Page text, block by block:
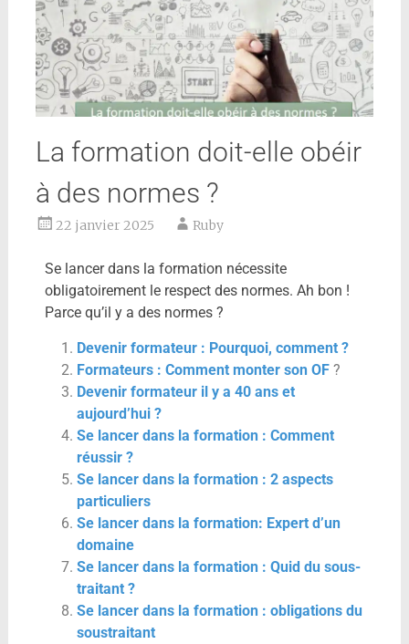
La formation doit-elle obéir
à des normes ?
22 janvier 2025 Ruby
Se lancer dans la formation nécessite
obligatoirement le respect des normes. Ah bon !
Parce qu’il y a des normes ?
Devenir formateur : Pourquoi, comment ?
Formateurs : Comment monter son OF?
Devenir formateur il y a 40 ans et
aujourd’hui ?
Se lancer dans la formation : Comment
réussir ?
Se lancer dans la formation : 2 aspects
particuliers
Se lancer dans la formation: Expert d’un
domaine
Se lancer dans la formation : Quid du sous-
traitant ?
Se lancer dans la formation : obligations du
soustraitant